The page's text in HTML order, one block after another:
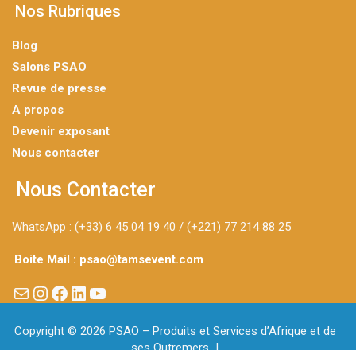
Nos Rubriques
Blog
Salons PSAO
Revue de presse
A propos
Devenir exposant
Nous contacter
Nous Contacter
WhatsApp : (+33) 6 45 04 19 40 / (+221) 77 214 88 25
Boite Mail : psao@tamsevent.com
Copyright © 2026 PSAO – Produits et Services d’Afrique et de